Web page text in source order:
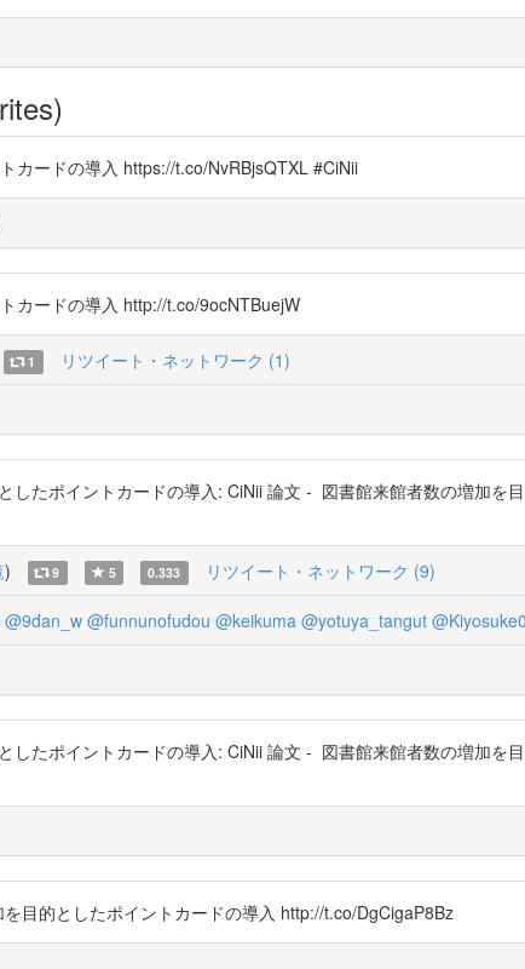
カードの導入 https://t.co/NvRBjsQTXL #CiNii
カードの導入 http://t.co/9ocNTBuejW
1 リツイート・ネットワーク (1)
たポイントカードの導入: CiNii 論文 - 図書館来館者数の増加を
) 9 5 0.333 リツイート・ネットワーク (9)
@9dan_w @funnunofudou @keikuma @yotuya_tangut
たポイントカードの導入: CiNii 論文 - 図書館来館者数の増加を
目的としたポイントカードの導入 http://t.co/DgCigaP8Bz